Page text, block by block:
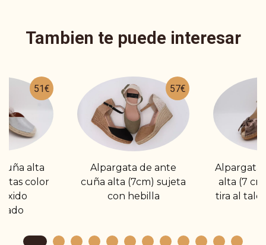
Tambien te puede interesar
51€
alta
color
57€
Alpargata de ante
cuña alta (7cm) sujeta
con hebilla
Alpargata
alta (7
tira al